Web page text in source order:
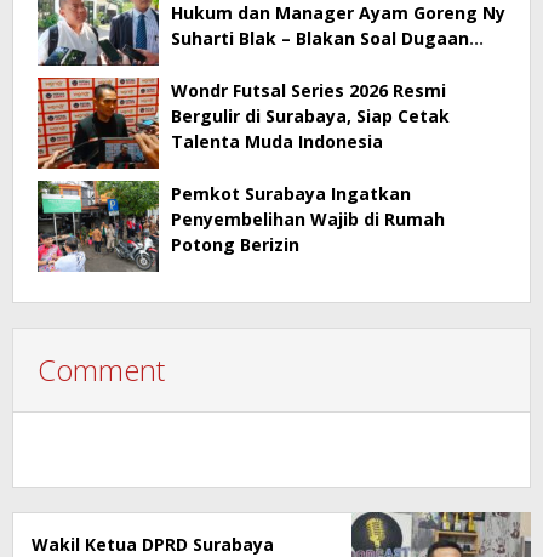
Hukum dan Manager Ayam Goreng Ny
Suharti Blak – Blakan Soal Dugaan
Wondr Futsal Series 2026 Resmi
Bergulir di Surabaya, Siap Cetak
Talenta Muda Indonesia
Pemkot Surabaya Ingatkan
Penyembelihan Wajib di Rumah
Potong Berizin
Comment
Wakil Ketua DPRD Surabaya